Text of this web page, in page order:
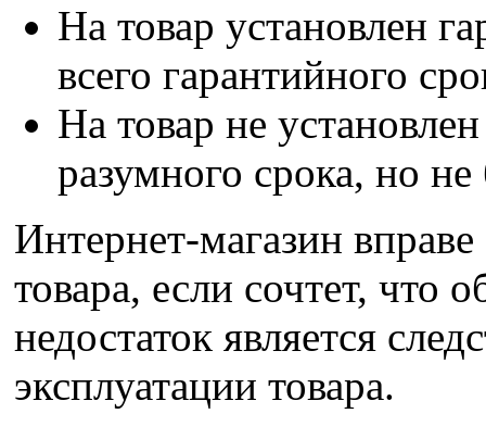
На товар установлен
всего гарантийного
На товар не
разумного срока, но не
Интернет-магазин вправе
товара, если сочтет,
недостаток является
эксплуатации товара.